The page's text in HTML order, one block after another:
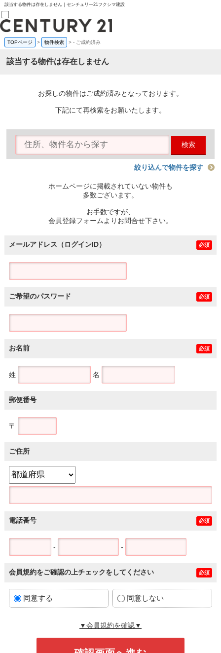
該当する物件は存在しません｜センチュリー21フクシマ建設
売買部
0120-800-844
賃貸部
会員メニュー
物件を探す
購入TOP
条件から探す
住宅ローン控除シミュレータ
TOPページ > 物件検索 >- ご成約済み
該当する物件は存在しません
お探しの物件はご成約済みとなっております。
下記にて再検索をお願いたします。
検索
絞り込んで物件を探す
ホームページに掲載されていない物件も
多数ございます。
お手数ですが、
会員登録フォームよりお問合せ下さい。
メールアドレス（ログインID） 必須
ご希望のパスワード 必須
お名前 必須
姓 名
郵便番号
〒
ご住所
電話番号 必須
- -
会員規約をご確認の上チェックをしてください 必須
同意する 同意しない
▼会員規約を確認▼